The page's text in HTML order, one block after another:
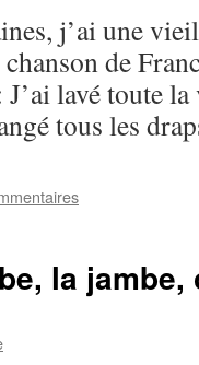
j’ai une
de
lavé toute
tous les
la